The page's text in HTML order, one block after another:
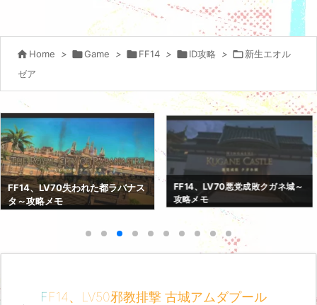
 Home > Game > FF14 > ID攻略 > 新生エオル
ゼア
FF14、LV70悪党成敗クガネ城～
攻略メモ
FF14、LV70紅蓮決戦アラミゴ～
攻略メモ
FF14、LV50邪教排撃 古城アムダプール